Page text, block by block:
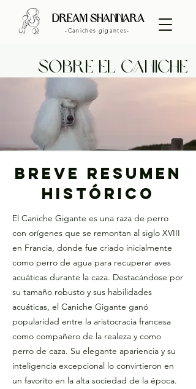
dream shannara
-Caniches gigantes-
sobre el caniche
Breve Resumen
Histórico
El Caniche Gigante es una raza de perro
con orígenes que se remontan al siglo XVIII
en Francia, donde fue criado inicialmente
como perro de agua para recuperar aves
acuáticas durante la caza. Destacándose por
su tamaño robusto y sus habilidades
acuáticas, el Caniche Gigante ganó
popularidad entre la aristocracia francesa
como compañero de la realeza y como
perro de caza. Su elegante apariencia y su
inteligencia excepcional lo convirtieron en
un favorito en la alta sociedad de la época.